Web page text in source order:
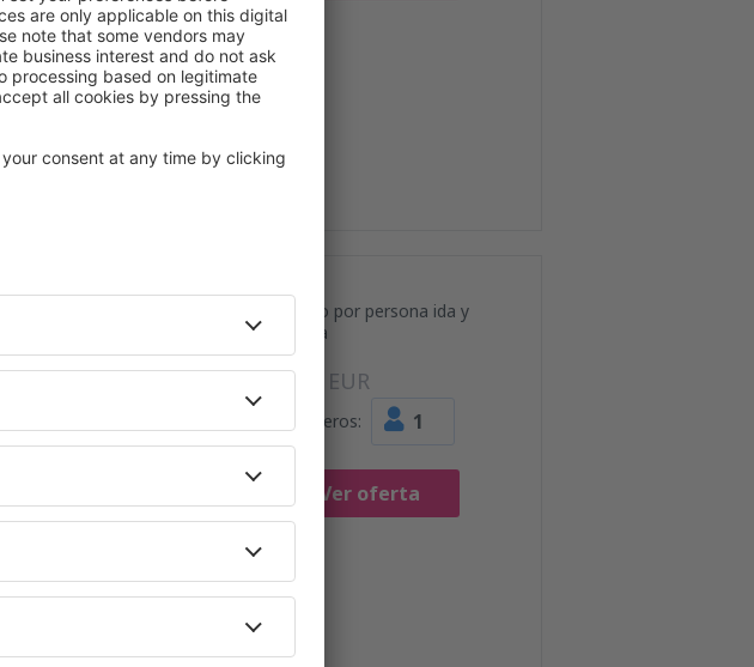
VLC Vuelo directo
detalles
Precio por persona ida y
vuelta
71 EUR
Pasajeros: 1
Ver oferta
detalles